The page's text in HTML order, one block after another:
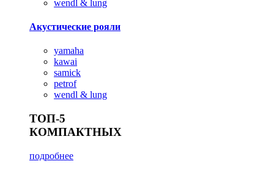
wendl & lung
Акустические рояли
yamaha
kawai
samick
petrof
wendl & lung
ТОП-5
КОМПАКТНЫХ
подробнее